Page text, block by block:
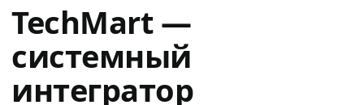
TechMart —
системный
интегратор